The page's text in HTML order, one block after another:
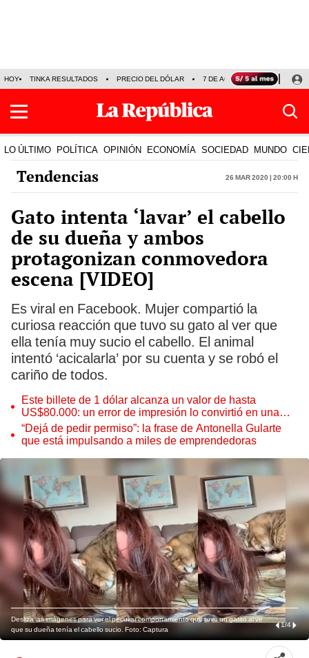
HOY TINKA RESULTADOS PRECIO DEL DÓLAR 7 DE AGOSTO OLLANTA
LO ÚLTIMO POLÍTICA OPINIÓN ECONOMÍA SOCIEDAD MUNDO
Tendencias 26 Mar 2020 | 20:00 h
Gato intenta ‘lavar’ el cabello
de su dueña y ambos
protagonizan conmovedora
escena [VIDEO]
Es viral en Facebook. Mujer compartió la
curiosa reacción que tuvo su gato al ver que
ella tenía muy sucio el cabello. El animal
intentó ‘acicalarla’ por su cuenta y se robó el
cariño de todos.
Este billete de 1 dólar alcanza un valor de hasta
US$80.000: un error de impresión lo convirtió en una
pieza única que hoy buscan coleccionistas de todo el
mundo
“Dejá de pedir permiso”: la frase de Antonella Gularte
que está impulsando a miles de emprendedoras
Desliza las imágenes para ver el peculiar comportamiento que tuvo un gatito al ve
que su dueña tenía el cabello sucio. Foto: Captura
1/4